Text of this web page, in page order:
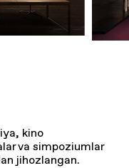
kino
va simpoziumlar
jihozlangan.